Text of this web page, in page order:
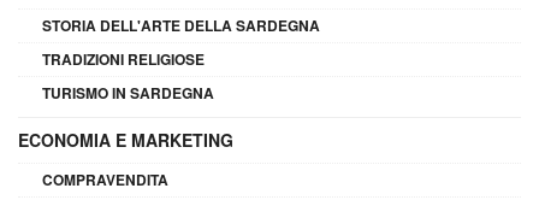
STORIA DELL'ARTE DELLA SARDEGNA
TRADIZIONI RELIGIOSE
TURISMO IN SARDEGNA
ECONOMIA E MARKETING
COMPRAVENDITA